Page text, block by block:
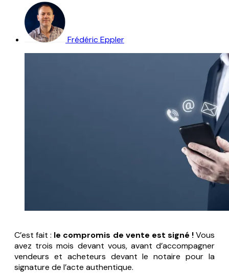
Frédéric Eppler
C’est fait : le compromis de vente est signé !Vous
avez trois mois devant vous, avant d’accompagner
vendeurs et acheteurs devant le notaire pour la
signature de l’acte authentique.